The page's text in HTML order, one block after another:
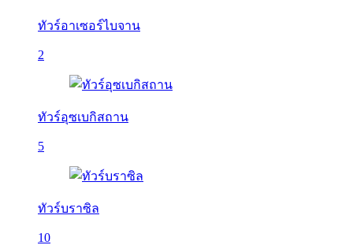
ทัวร์อาเซอร์ไบจาน
2
ทัวร์อุซเบกิสถาน
5
ทัวร์บราซิล
10